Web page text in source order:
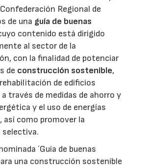
Regional de
de una guía de buenas
contenido está dirigido
al sector de la
con la finalidad de potenciar
de construcción sostenible,
de edificios
través de medidas de ahorro y
y el uso de energías
así como promover la
selectiva.
´Guía de buenas
una construcción sostenible